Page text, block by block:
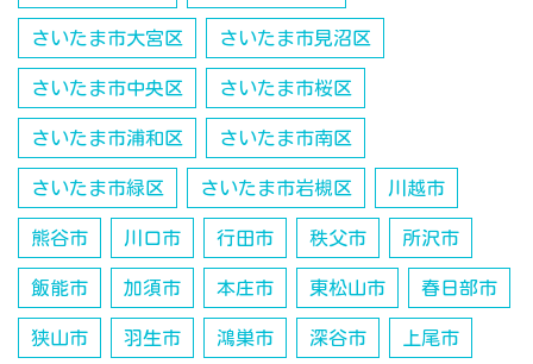
さいたま市大宮区 さいたま市見沼区
さいたま市中央区 さいたま市桜区
さいたま市浦和区 さいたま市南区
さいたま市緑区 さいたま市岩槻区 川越市
熊谷市 川口市 行田市 秩父市 所沢市
飯能市 加須市 本庄市 東松山市 春日部市
狭山市 羽生市 鴻巣市 深谷市 上尾市